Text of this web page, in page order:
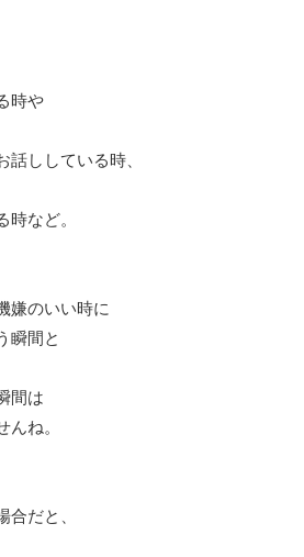
時や
話ししている時、
時など。
嫌のいい時に
瞬間と
間は
ね。
だと、